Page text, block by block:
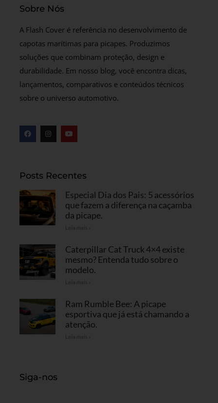
Sobre Nós
A Flash Cover é referência no desenvolvimento de
capotas marítimas para picapes. Produzimos
soluções que combinam proteção, design e
durabilidade. Em nosso blog, você encontra dicas,
lançamentos, comparativos e conteúdos técnicos
sobre o universo automotivo.
Posts Recentes
Especial Dia dos Pais: 5 acessórios
que fazem a diferença na caçamba
da picape.
Caterpillar Cat Truck 4×4 existe
mesmo? Entenda tudo sobre o
modelo.
Ram Rumble Bee: A picape
esportiva que já está chamando a
atenção.
Siga-nos